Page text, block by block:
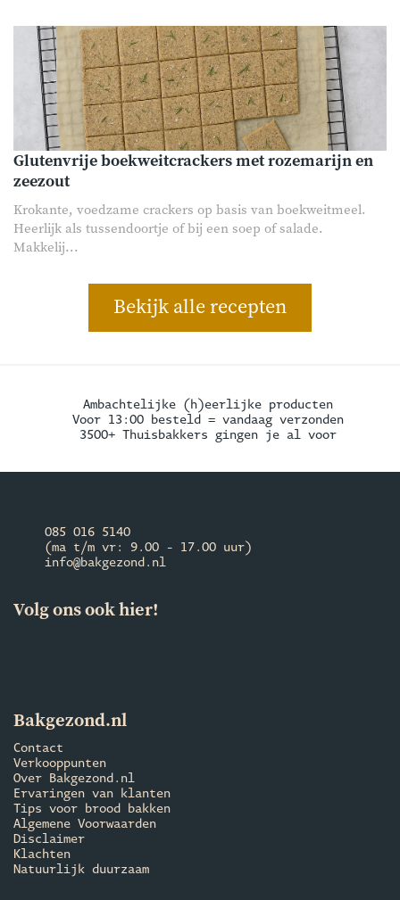
Glutenvrije boekweitcrackers met rozemarijn en
zeezout
Krokante, voedzame crackers op basis van boekweitmeel.
Heerlijk als tussendoortje of bij een soep of salade.
Makkelij...
Bekijk alle recepten
Ambachtelijke (h)eerlijke producten
Voor 13:00 besteld = vandaag verzonden
3500+ Thuisbakkers gingen je al voor
085 016 5140
(ma t/m vr: 9.00 - 17.00 uur)
info@bakgezond.nl
Volg ons ook hier!
Bakgezond.nl
Contact
Verkooppunten
Over Bakgezond.nl
Ervaringen van klanten
Tips voor brood bakken
Algemene Voorwaarden
Disclaimer
Klachten
Natuurlijk duurzaam